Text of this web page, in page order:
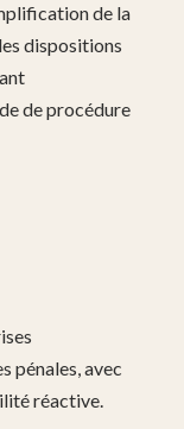
de la
dispositions
de procédure
pénales, avec
réactive.